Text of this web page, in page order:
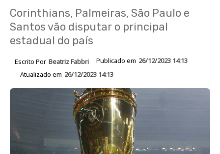
Corinthians, Palmeiras, São Paulo e
Santos vão disputar o principal
estadual do país
Escrito Por Beatriz Fabbri Publicado em 26/12/2023 14:13
Atualizado em 26/12/2023 14:13